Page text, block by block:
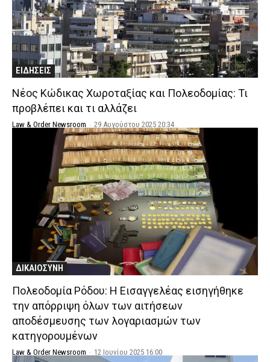
ΕΙΔΗΣΕΙΣ
Νέος Κώδικας Χωροταξίας και Πολεοδομίας: Τι
προβλέπει και τι αλλάζει
Law & Order Newsroom - 29 Αυγούστου 2025 20:34
ΔΙΚΑΙΟΣΥΝΗ
Πολεοδομία Ρόδου: Η Εισαγγελέας εισηγήθηκε
την απόρριψη όλων των αιτήσεων
αποδέσμευσης των λογαριασμών των
κατηγορουμένων
Law & Order Newsroom - 12 Ιουνίου 2025 16:00